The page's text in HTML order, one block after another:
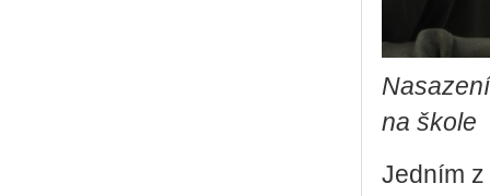
na škole
Jed­ním